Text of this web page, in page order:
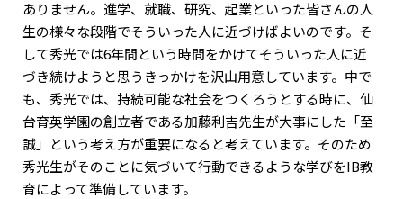
ありません。進学、就職、研究、起業といった皆さんの人
生の様々な段階でそういった人に近づけばよいのです。そ
して秀光では6年間という時間をかけてそういった人に近
づき続けようと思うきっかけを沢山用意しています。中で
も、秀光では、持続可能な社会をつくろうとする時に、仙
台育英学園の創立者である加藤利吉先生が大事にした「至
誠」という考え方が重要になると考えています。そのため
秀光生がそのことに気づいて行動できるような学びをIB教
育によって準備しています。